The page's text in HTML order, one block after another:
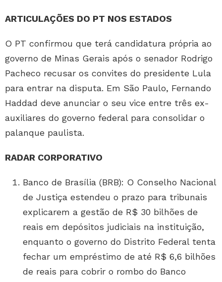
ARTICULAÇÕES DO PT NOS ESTADOS
O PT confirmou que terá candidatura própria ao
governo de Minas Gerais após o senador Rodrigo
Pacheco recusar os convites do presidente Lula
para entrar na disputa. Em São Paulo, Fernando
Haddad deve anunciar o seu vice entre três ex-
auxiliares do governo federal para consolidar o
palanque paulista.
RADAR CORPORATIVO
Banco de Brasília (BRB): O Conselho Nacional
de Justiça estendeu o prazo para tribunais
explicarem a gestão de R$ 30 bilhões de
reais em depósitos judiciais na instituição,
enquanto o governo do Distrito Federal tenta
fechar um empréstimo de até R$ 6,6 bilhões
de reais para cobrir o rombo do Banco